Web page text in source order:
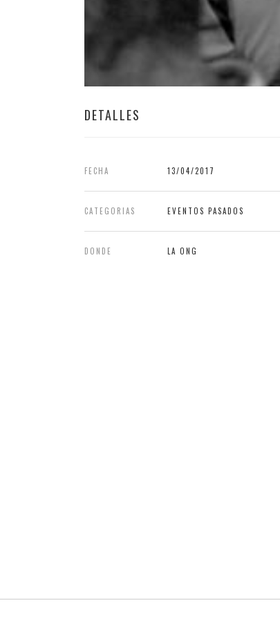
DETALLES
FECHA 13/04/2017
CATEGORIAS EVENTOS PASADOS
DONDE LA ONG